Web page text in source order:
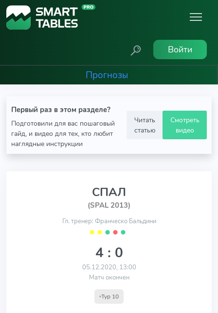
Войти
Прогнозы
Первый раз в этом разделе?
Подготовили для вас пошаговый
гайд, и видео для тех, кто любит
наглядные инструкции
Читать
статью
Смотреть
видео
СПАЛ
(SPAL 2013)
Гл. тренер: Франческо Бальдини
⬤ ⬤ ⬤ ⬤ ⬤
4 : 0
05.12.2020, 13:00
Матч окончен
Тур 10